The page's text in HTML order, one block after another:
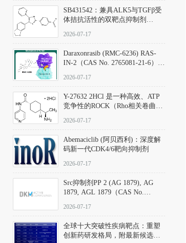
SB431542：兼具ALK5与TGFβ受
体拮抗活性的双靶点抑制剂
D801067）
2026-07-17
Daraxonrasib (RMC-6236) RAS-
IN-2（CAS No. 2765081-21-6）：
向KRAS/NRAS/HRAS的广谱RAS
2026-07-17
Y-27632 2HCl 是一种高效、ATP
竞争性的ROCK（Rho相关卷曲螺
同等抑制ROCK1与ROCK2；其通
过精准嵌入激酶的ATP结合位点
发挥抑制作用，对ROCK1和
ROCK2的解离常数（Ki）分别为
140 nM和300 nM；在众多丝氨酸/
中，其靶向ROCK的选择性超过
200倍，凸显出优异的分子特异
2026-07-17
Abemaciclib (阿贝西利)：深度解
码新一代CDK4/6靶向抑制剂
2026-07-17
Src抑制剂PP 2 (AG 1879), AG
1879, AGL 1879（CAS No.
应用指南
2026-07-17
全球十大突破性疾病靶点：重塑
创新药研发格局，附最新候选分